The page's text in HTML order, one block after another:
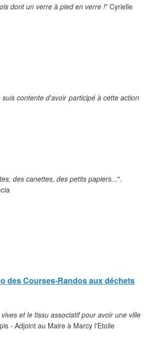
dont un verre à pied en verre !" Cyrielle
contente d'avoir participé à cette action
des canettes, des petits papiers...".
des Courses-Randos aux déchets
et le tissu associatif pour avoir une ville
- Adjoint au Maire à Marcy l'Etoile